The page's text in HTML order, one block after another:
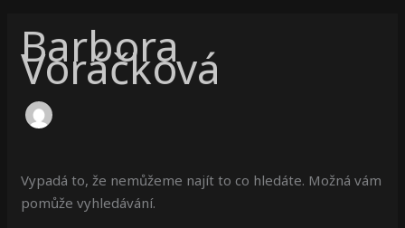
Barbora
Voráčková
Vypadá to, že nemůžeme najít to co hledáte. Možná vám
pomůže vyhledávání.